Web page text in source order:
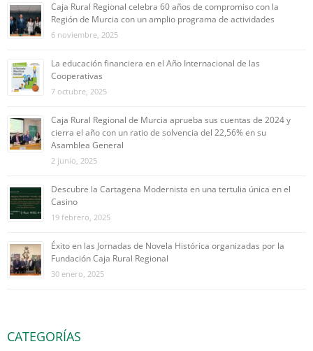
Caja Rural Regional celebra 60 años de compromiso con la
Región de Murcia con un amplio programa de actividades
6 noviembre, 2025
La educación financiera en el Año Internacional de las
Cooperativas
7 octubre, 2025
Caja Rural Regional de Murcia aprueba sus cuentas de 2024 y
cierra el año con un ratio de solvencia del 22,56% en su
Asamblea General
2 junio, 2025
Descubre la Cartagena Modernista en una tertulia única en el
Casino
19 febrero, 2025
Éxito en las Jornadas de Novela Histórica organizadas por la
Fundación Caja Rural Regional
30 enero, 2025
CATEGORÍAS